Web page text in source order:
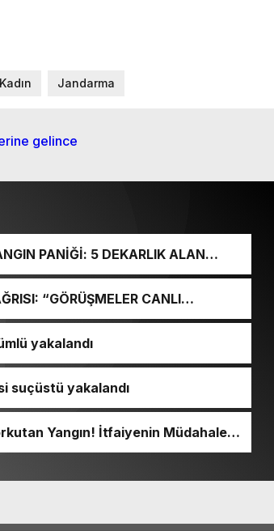
Jandarma
PANİĞİ: 5 DEKARLIK ALAN
“GÖRÜŞMELER CANLI
yakalandı
suçüstü yakalandı
Yangın! İtfaiyenin Müdahalesi